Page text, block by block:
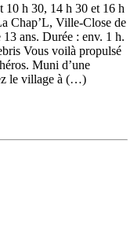
10 h 30, 14 h 30 et 16 h
Chap’L, Ville-Close de
ans. Durée : env. 1 h.
Vous voilà propulsé
Muni d’une
le village à (…)